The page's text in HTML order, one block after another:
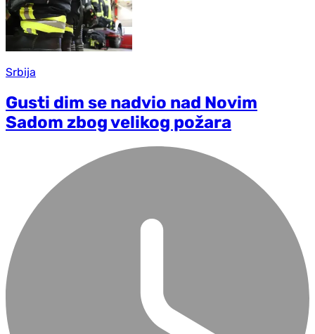
Srbija
Gusti dim se nadvio nad Novim
Sadom zbog velikog požara